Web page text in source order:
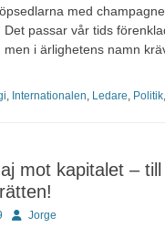
med
Det passar vår tids
men i ärlighetens namn
Internationalen Ledare Politik
mot kapitalet –
Författare
Jorge